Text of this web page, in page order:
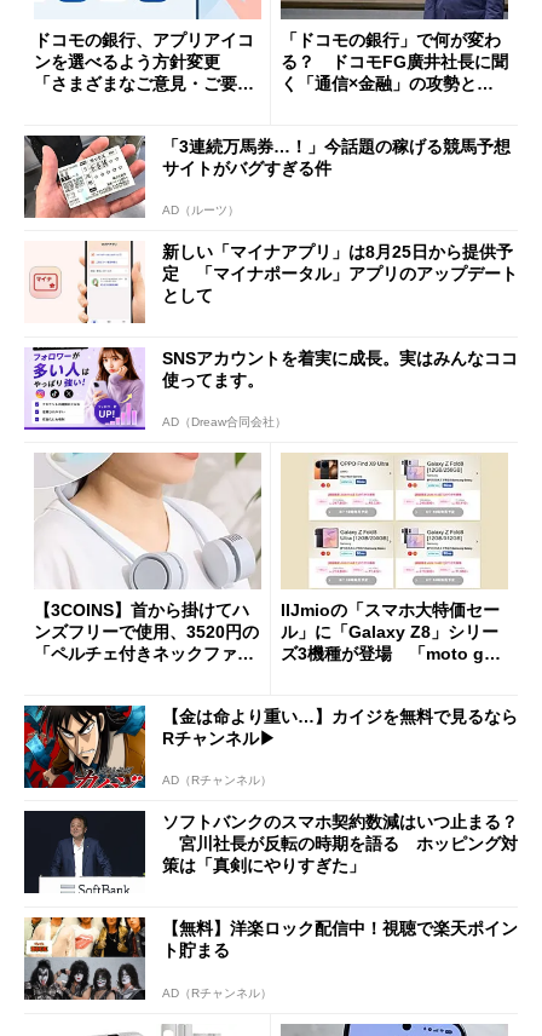
ドコモの銀行、アプリアイコ
ンを選べるよう方針変更
「さまざまなご意見・ご要望
「ドコモの銀行」で何が変わ
る？ ドコモFG廣井社長に聞
く「通信×金融」の攻勢とグ
「3連続万馬券…！」今話題の稼げる競馬予想
サイトがバグすぎる件
AD（ルーツ）
新しい「マイナアプリ」は8月25日から提供予
定 「マイナポータル」アプリのアップデート
として
SNSアカウントを着実に成長。実はみんなココ
使ってます。
AD（Dreaw合同会社）
【3COINS】首から掛けてハ
ンズフリーで使用、3520円の
「ペルチェ付きネックファ
IIJmioの「スマホ大特価セー
ル」に「Galaxy Z8」シリー
ズ3機種が登場 「moto g37
【金は命より重い…】カイジを無料で見るなら
Rチャンネル▶︎
AD（Rチャンネル）
ソフトバンクのスマホ契約数減はいつ止まる？
宮川社長が反転の時期を語る ホッピング対
策は「真剣にやりすぎた」
【無料】洋楽ロック配信中！視聴で楽天ポイン
ト貯まる
AD（Rチャンネル）